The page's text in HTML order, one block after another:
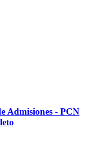
Admisiones - PCN